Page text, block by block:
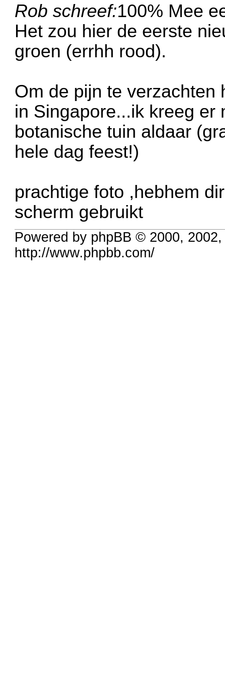
Rob schreef:100% Mee
Het zou hier de eerste
groen (errhh rood).
Om de pijn te verzachten
in Singapore...ik kreeg er
botanische tuin aldaar
hele dag feest!)
prachtige foto ,hebhem
scherm gebruikt
Powered by phpBB © 2000,
http://www.phpbb.com/